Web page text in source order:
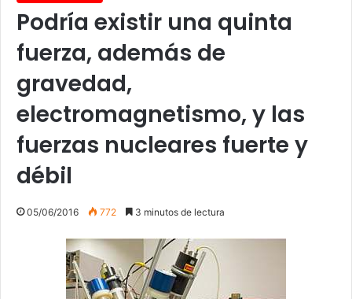
Podría existir una quinta
fuerza, además de
gravedad,
electromagnetismo, y las
fuerzas nucleares fuerte y
débil
05/06/2016 772 3 minutos de lectura